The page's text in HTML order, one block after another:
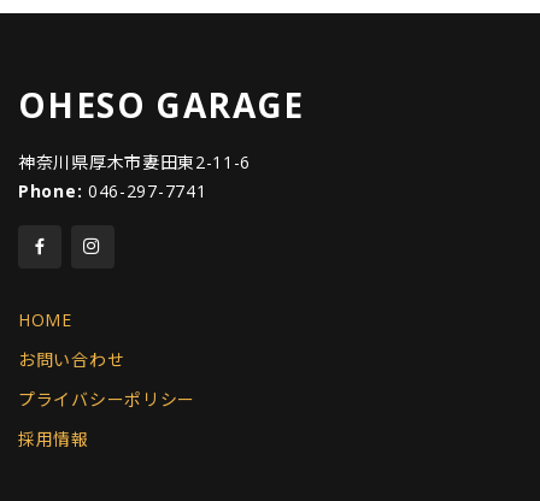
OHESO GARAGE
神奈川県厚木市妻田東2-11-6
Phone: 046-297-7741
HOME
お問い合わせ
プライバシーポリシー
採用情報